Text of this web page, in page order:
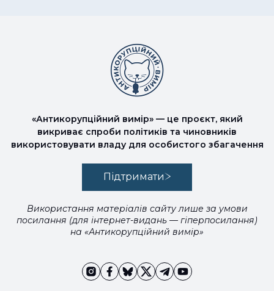
«Антикорупційний вимір» — це проєкт, який
викриває спроби політиків та чиновників
використовувати владу для особистого збагачення
Підтримати
Використання матеріалів сайту лише за умови
посилання (для інтернет-видань — гіперпосилання)
на «Антикорупційний вимір»